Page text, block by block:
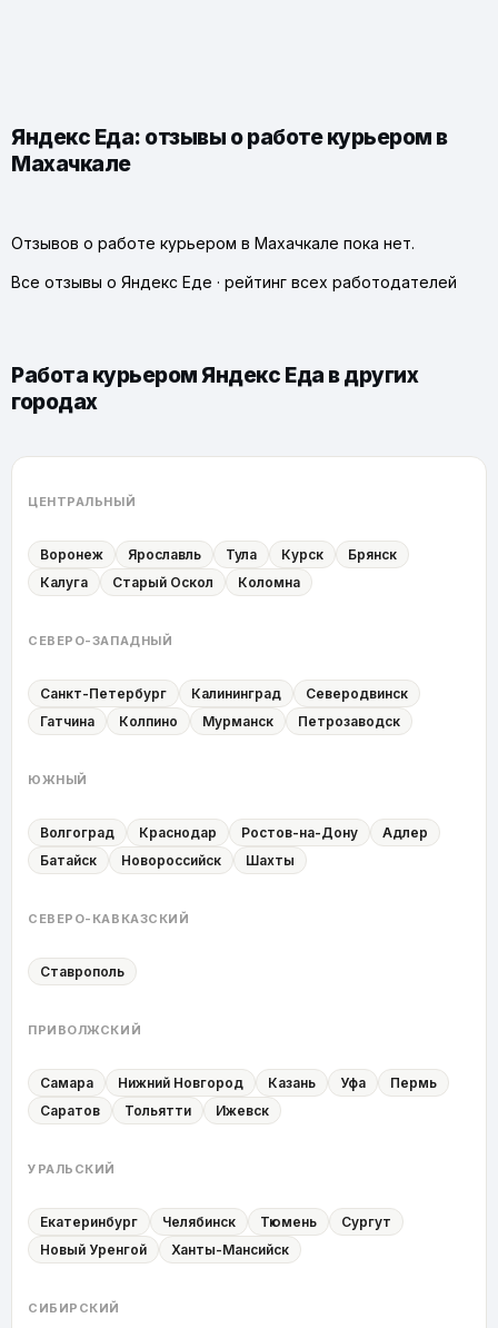
Яндекс Еда: отзывы о работе курьером в
Махачкале
Отзывов о работе курьером в Махачкале пока нет.
Все отзывы о Яндекс Еде · рейтинг всех работодателей
Работа курьером Яндекс Еда в других
городах
ЦЕНТРАЛЬНЫЙ
Воронеж Ярославль Тула Курск
Брянск
Калуга
Старый Оскол Коломна
СЕВЕРО-ЗАПАДНЫЙ
Санкт-Петербург Калининград
Северодвинск
Гатчина
Колпино Мурманск Петрозаводск
ЮЖНЫЙ
Волгоград Краснодар Ростов-на-Дону
Адлер
Батайск
Новороссийск Шахты
СЕВЕРО-КАВКАЗСКИЙ
Ставрополь
ПРИВОЛЖСКИЙ
Самара Нижний Новгород Казань Уфа
Пермь
Саратов
Тольятти Ижевск
УРАЛЬСКИЙ
Екатеринбург Челябинск Тюмень
Сургут
Новый Уренгой
Ханты-Мансийск
СИБИРСКИЙ